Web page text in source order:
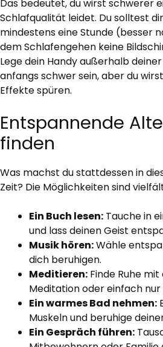
Das bedeutet, du wirst schwerer
Schlafqualität leidet. Du solltest
mindestens eine Stunde (besser
dem Schlafengehen keine
Lege dein Handy außerhalb
anfangs schwer sein, aber du
Effekte spüren.
Entspannende
finden
Was machst du stattdessen in
Zeit? Die Möglichkeiten sind
Ein Buch lesen: Tauche in
und lass deinen Geist
Musik hören:Wähle
dich beruhigen.
Meditieren: Finde Ruhe
Meditation oder einfach nur
Ein warmes Bad nehmen:
Muskeln und beruhige
Ein Gespräch führen: